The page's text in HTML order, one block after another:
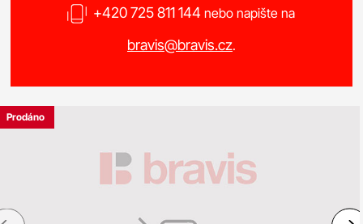
+420 725 811 144 nebo napište na
bravis@bravis.cz.
Prodáno